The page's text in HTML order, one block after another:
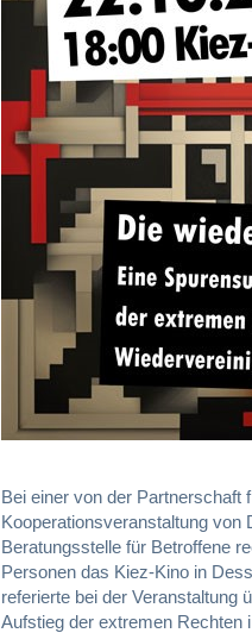
Bei einer von der Partnerschaft
Kooperationsveranstaltung von
Beratungsstelle für Betroffene
Personen das Kiez-Kino in
referierte bei der Veranstaltung
Aufstieg der extremen Rechten